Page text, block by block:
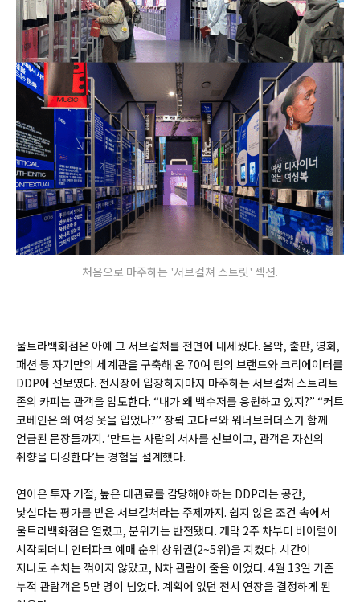
처음으로 마주하는 '서브컬쳐 스트릿' 섹션.
울트라백화점은 아예 그 서브컬처를 전면에 내세웠다. 음악, 출판, 영화,
패션 등 자기만의 세계관을 구축해 온 70여 팀의 브랜드와 크리에이터를
DDP에 선보였다. 전시장에 입장하자마자 마주하는 서브컬처 스트리트
존의 카피는 관객을 압도한다. “내가 왜 백수저를 응원하고 있지?” “커트
코베인은 왜 여성 옷을 입었나?” 장뤽 고다르와 워너브러더스가 함께
언급된 문장들까지. ‘만드는 사람의 서사를 선보이고, 관객은 자신의
취향을 디깅한다’는 경험을 설계했다.
연이은 투자 거절, 높은 대관료를 감당해야 하는 DDP라는 공간,
낯설다는 평가를 받은 서브컬처라는 주제까지. 쉽지 않은 조건 속에서
울트라백화점은 열렸고, 분위기는 반전됐다. 개막 2주 차부터 바이럴이
시작되더니 인터파크 예매 순위 상위권(2~5위)을 지켰다. 시간이
지나도 수치는 꺾이지 않았고, N차 관람이 줄을 이었다. 4월 13일 기준
누적 관람객은 5만 명이 넘었다. 계획에 없던 전시 연장을 결정하게 된